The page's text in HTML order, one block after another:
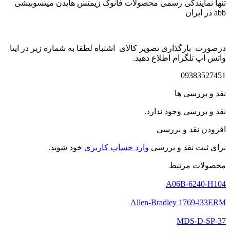
تنها نمایندگی رسمی محصولات فانوک زیمنس هایدن میتسوبیشی
abb در ایران
درصورت بارگذاری تصویر کالای اشتباه لطفا به شماره زیر در ایتا
واتس اپ تلگرام اطلاع دهید.
09383527451
نقد و بررسی ها
نقد و بررسی وجود ندارد.
افزودن نقد و بررسی
برای ثبت نقد و بررسی وارد حساب کاربری خود شوید.
محصولات مرتبط
A06B-6240-H104
Allen-Bradley 1769-l33ERM
MDS-D-SP-37